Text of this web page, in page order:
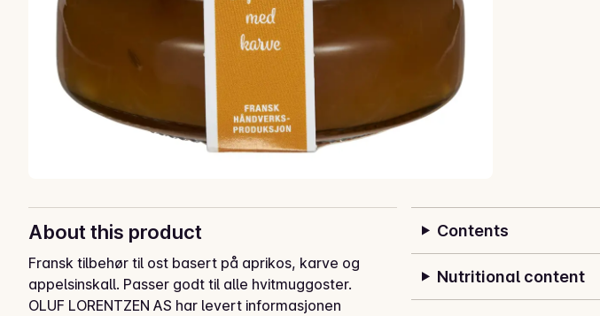
About this product
Fransk tilbehør til ost basert på aprikos, karve og
appelsinskall. Passer godt til alle hvitmuggoster.
OLUF LORENTZEN AS har levert informasjonen
Contents
Nutritional content